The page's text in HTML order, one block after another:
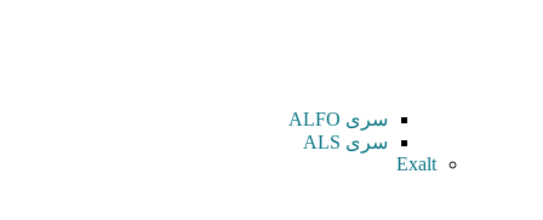
سری ALFO
سری ALS
Exalt